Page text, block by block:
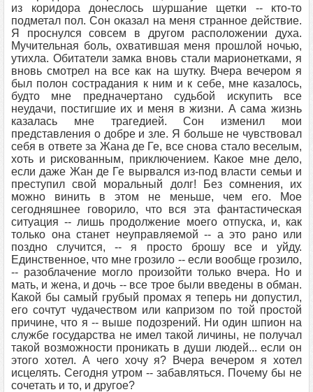
из коридора донеслось шуршание щетки -- кто-то
подметал пол. Сон оказал на меня странное действие.
Я проснулся совсем в другом расположении духа.
Мучительная боль, охватившая меня прошлой ночью,
утихла. Обитатели замка вновь стали марионетками, я
вновь смотрел на все как на шутку. Вчера вечером я
был полон сострадания к ним и к себе, мне казалось,
будто мне предначертано судьбой искупить все
неудачи, постигшие их и меня в жизни. А сама жизнь
казалась мне трагедией. Сон изменил мои
представления о добре и зле. Я больше не чувствовал
себя в ответе за Жана де Ге, все снова стало веселым,
хоть и рискованным, приключением. Какое мне дело,
если даже Жан де Ге вырвался из-под власти семьи и
преступил свой моральный долг! Без сомнения, их
можно винить в этом не меньше, чем его. Мое
сегодняшнее говорило, что вся эта фантастическая
ситуация -- лишь продолжение моего отпуска, и, как
только она станет неуправляемой -- а это рано или
поздно случится, -- я просто брошу все и уйду.
Единственное, что мне грозило -- если вообще грозило,
-- разоблачение могло произойти только вчера. Но и
мать, и жена, и дочь -- все трое были введены в обман.
Какой бы самый грубый промах я теперь ни допустил,
его сочтут чудачеством или капризом по той простой
причине, что я -- выше подозрений. Ни один шпион на
службе государства не имел такой личины, не получал
такой возможности проникать в души людей... если он
этого хотел. А чего хочу я? Вчера вечером я хотел
исцелять. Сегодня утром -- забавляться. Почему бы не
сочетать и то, и другое?